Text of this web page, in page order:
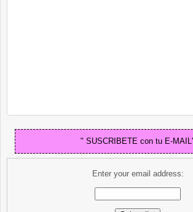
" SUSCRIBETE con tu E-
Enter your email address: